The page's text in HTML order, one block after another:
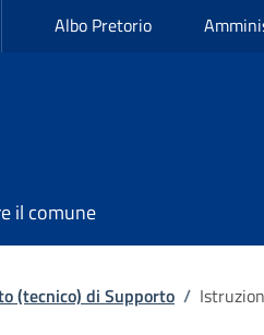
Albo Pretorio
il comune
(tecnico) di Supporto /